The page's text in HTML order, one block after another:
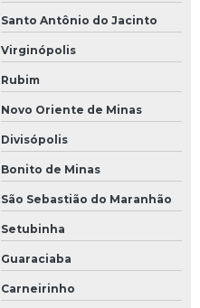
Santo Antônio do Jacinto
Virginópolis
Rubim
Novo Oriente de Minas
Divisópolis
Bonito de Minas
São Sebastião do Maranhão
Setubinha
Guaraciaba
Carneirinho